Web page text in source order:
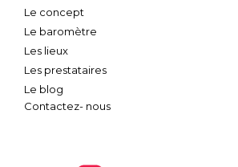
Le concept
Le baromètre
Les lieux
Les prestataires
Le blog
Contactez- nous